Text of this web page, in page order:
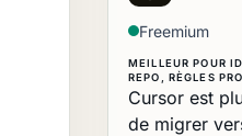
Freemium
MEILLEUR POUR
REPO, RÈGLES
Cursor est
de migrer